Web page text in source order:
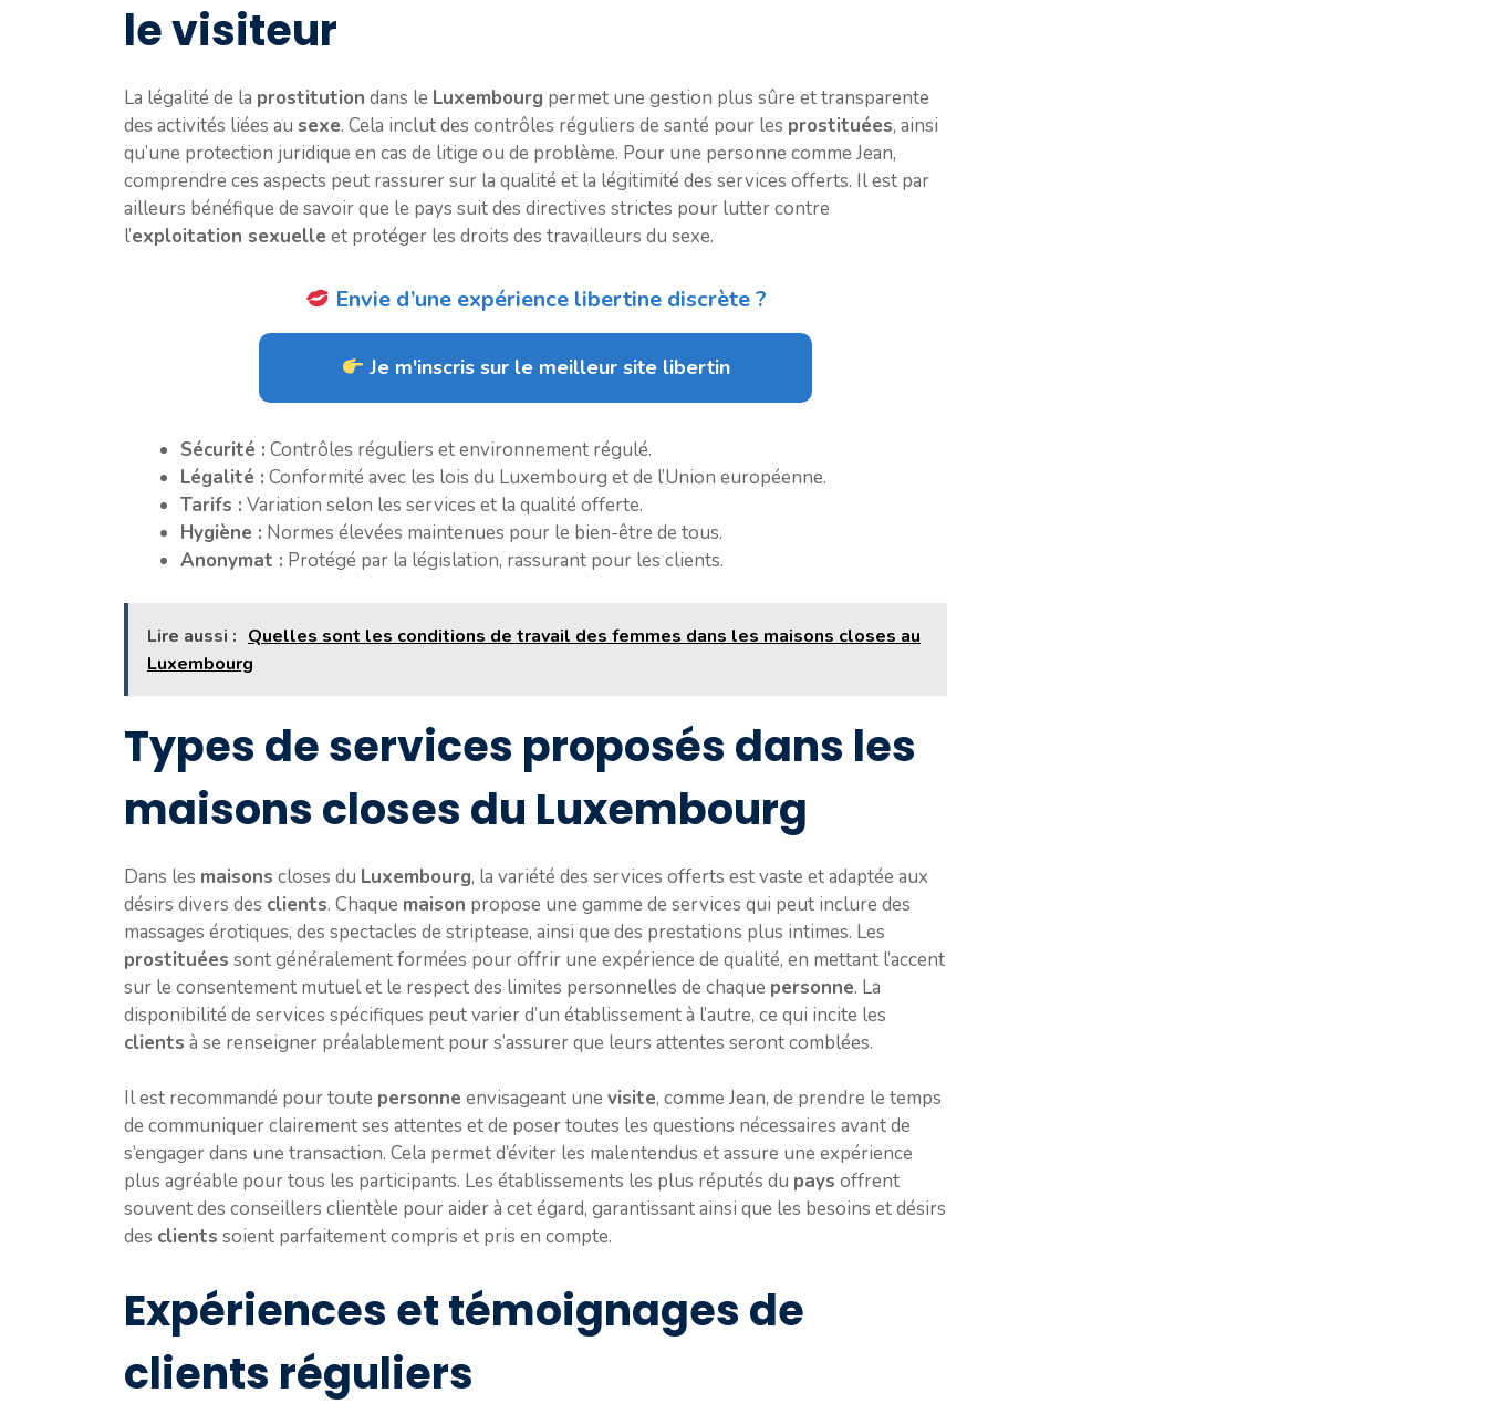
le visiteur
La légalité de la prostitution dans le Luxembourg permet une gestion plus sûre et transparente
des activités liées au sexe. Cela inclut des contrôles réguliers de santé pour les prostituées, ainsi
qu’une protection juridique en cas de litige ou de problème. Pour une personne comme Jean,
comprendre ces aspects peut rassurer sur la qualité et la légitimité des services offerts. Il est par
ailleurs bénéfique de savoir que le pays suit des directives strictes pour lutter contre
l’exploitation sexuelle et protéger les droits des travailleurs du sexe.
Envie d’une expérience libertine discrète ?
Je m'inscris sur le meilleur site libertin
Sécurité : Contrôles réguliers et environnement régulé.
Légalité : Conformité avec les lois du Luxembourg et de l’Union européenne.
Tarifs : Variation selon les services et la qualité offerte.
Hygiène : Normes élevées maintenues pour le bien-être de tous.
Anonymat : Protégé par la législation, rassurant pour les clients.
Lire aussi : Quelles sont les conditions de travail des femmes dans les maisons closes au
Luxembourg
Types de services proposés dans les
maisons closes du Luxembourg
Dans les maisons closes du Luxembourg, la variété des services offerts est vaste et adaptée aux
désirs divers des clients. Chaque maison propose une gamme de services qui peut inclure des
massages érotiques, des spectacles de striptease, ainsi que des prestations plus intimes. Les
prostituées sont généralement formées pour offrir une expérience de qualité, en mettant l’accent
sur le consentement mutuel et le respect des limites personnelles de chaque personne. La
disponibilité de services spécifiques peut varier d’un établissement à l’autre, ce qui incite les
clients à se renseigner préalablement pour s’assurer que leurs attentes seront comblées.
Il est recommandé pour toute personne envisageant une visite, comme Jean, de prendre le temps
de communiquer clairement ses attentes et de poser toutes les questions nécessaires avant de
s’engager dans une transaction. Cela permet d’éviter les malentendus et assure une expérience
plus agréable pour tous les participants. Les établissements les plus réputés du pays offrent
souvent des conseillers clientèle pour aider à cet égard, garantissant ainsi que les besoins et désirs
des clients soient parfaitement compris et pris en compte.
Expériences et témoignages de
clients réguliers